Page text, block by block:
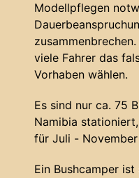
Modellpflegen
viele Fahrer das
Vorhaben wählen.
Es sind nur ca. 75
Namibia
für Juli -
Ein Bushcamper